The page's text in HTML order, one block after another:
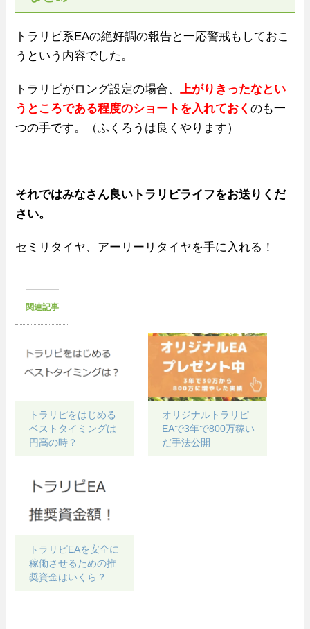
トラリピ系EAの絶好調の報告と一応警戒もしておこ
うという内容でした。
トラリピがロング設定の場合、上がりきったなとい
うところである程度のショートを入れておくのも一
つの手です。（ふくろうは良くやります）
それではみなさん良いトラリピライフをお送りくだ
さい。
セミリタイヤ、アーリーリタイヤを手に入れる！
関連記事
トラリピをはじめる
ベストタイミングは
円高の時？
オリジナルトラリピ
EAで3年で800万稼い
だ手法公開
トラリピEAを安全に
稼働させるための推
奨資金はいくら？